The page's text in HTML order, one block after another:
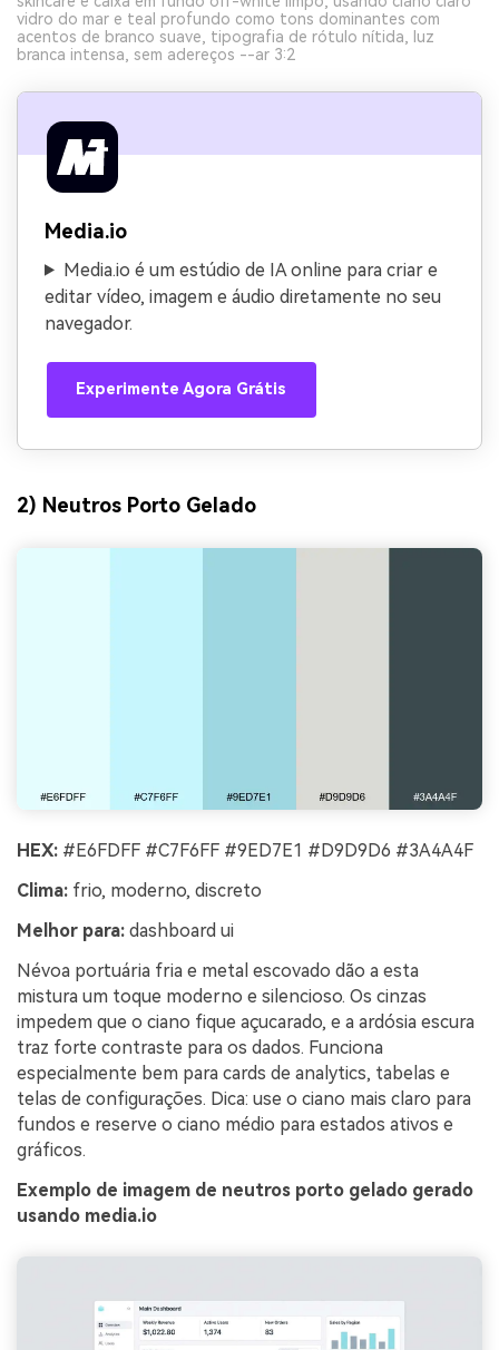
vidro do mar e teal profundo como tons dominantes com
acentos de branco suave, tipografia de rótulo nítida, luz
branca intensa, sem adereços --ar 3:2
Media.io
Media.io é um estúdio de IA online para criar e
editar vídeo, imagem e áudio diretamente no seu
navegador.
Experimente Agora Grátis
2) Neutros Porto Gelado
HEX: #E6FDFF #C7F6FF #9ED7E1 #D9D9D6 #3A4A4F
Clima: frio, moderno, discreto
Melhor para: dashboard ui
Névoa portuária fria e metal escovado dão a esta
mistura um toque moderno e silencioso. Os cinzas
impedem que o ciano fique açucarado, e a ardósia escura
traz forte contraste para os dados. Funciona
especialmente bem para cards de analytics, tabelas e
telas de configurações. Dica: use o ciano mais claro para
fundos e reserve o ciano médio para estados ativos e
gráficos.
Exemplo de imagem de neutros porto gelado gerado
usando media.io